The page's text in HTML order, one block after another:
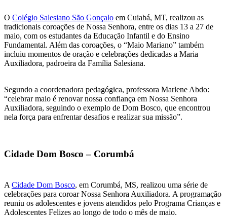
O Colégio Salesiano São Gonçalo em Cuiabá, MT, realizou as
tradicionais coroações de Nossa Senhora, entre os dias 13 a 27 de
maio, com os estudantes da Educação Infantil e do Ensino
Fundamental. Além das coroações, o “Maio Mariano” também
incluiu momentos de oração e celebrações dedicadas a Maria
Auxiliadora, padroeira da Família Salesiana.
Segundo a coordenadora pedagógica, professora Marlene Abdo:
“celebrar maio é renovar nossa confiança em Nossa Senhora
Auxiliadora, seguindo o exemplo de Dom Bosco, que encontrou
nela força para enfrentar desafios e realizar sua missão”.
Cidade Dom Bosco – Corumbá
A Cidade Dom Bosco, em Corumbá, MS, realizou uma série de
celebrações para coroar Nossa Senhora Auxiliadora. A programação
reuniu os adolescentes e jovens atendidos pelo Programa Crianças e
Adolescentes Felizes ao longo de todo o mês de maio.